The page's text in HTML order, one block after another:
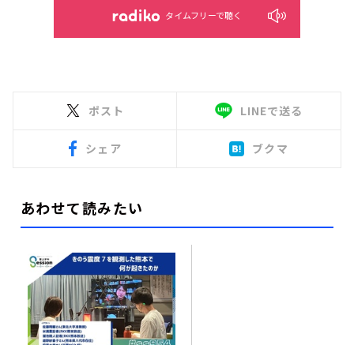
タイムフリーで聴く
ポスト LINEで送る
シェア ブクマ
あわせて読みたい